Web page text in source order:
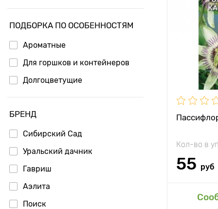
ПОДБОРКА ПО ОСОБЕННОСТЯМ
Ароматные
Для горшков и контейнеров
Долгоцветущие
БРЕНД
Сибирский Сад
Уральский дачник
Гавриш
Аэлита
Поиск
Кол-во в
55 руб